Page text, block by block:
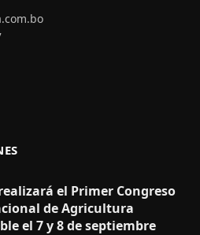
el Primer Congreso
de Agricultura
el 7 y 8 de septiembre